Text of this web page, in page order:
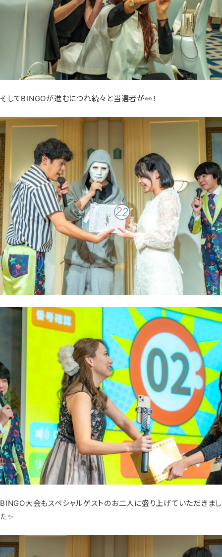
そしてBINGOが進むにつれ続々と当選者が👀！
BINGO大会もスペシャルゲストのお二人に盛り上げていただきまし
た✨